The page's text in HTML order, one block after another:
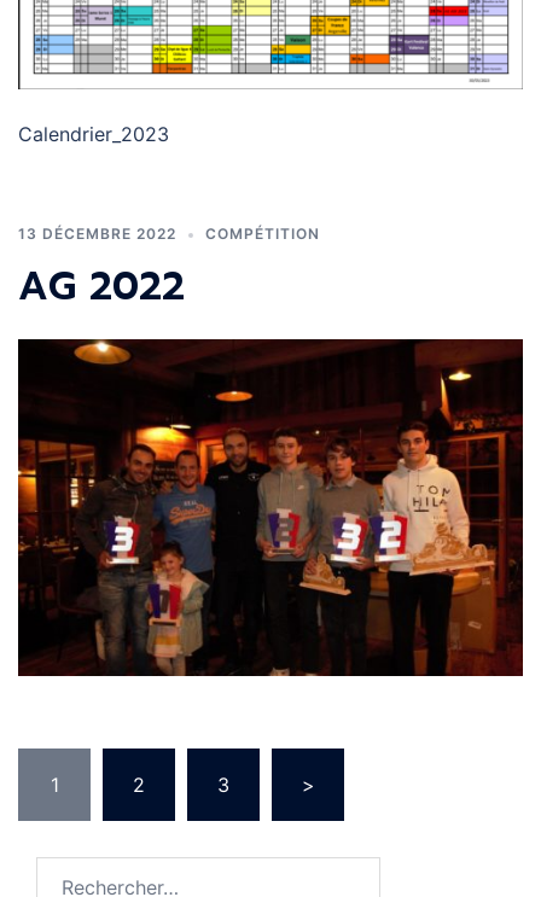
Calendrier_2023
13 DÉCEMBRE 2022 COMPÉTITION
AG 2022
des
publications
1 2 3 >